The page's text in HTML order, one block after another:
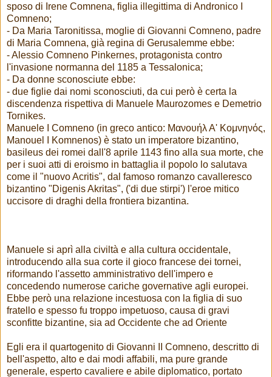
sposo di Irene Comnena, figlia illegittima di Andronico I
Comneno;
- Da Maria Taronitissa, moglie di Giovanni Comneno, padre
di Maria Comnena, già regina di Gerusalemme ebbe:
- Alessio Comneno Pinkernes, protagonista contro
l'invasione normanna del 1185 a Tessalonica;
- Da donne sconosciute ebbe:
- due figlie dai nomi sconosciuti, da cui però è certa la
discendenza rispettiva di Manuele Maurozomes e Demetrio
Tornikes.
Manuele I Comneno (in greco antico: Μανουήλ Α' Κομνηνός,
Manouel I Komnenos) è stato un imperatore bizantino,
basileus dei romei dall'8 aprile 1143 fino alla sua morte, che
per i suoi atti di eroismo in battaglia il popolo lo salutava
come il "nuovo Acritis", dal famoso romanzo cavalleresco
bizantino "Digenis Akritas", ('di due stirpi') l'eroe mitico
uccisore di draghi della frontiera bizantina.
Manuele si aprì alla civiltà e alla cultura occidentale,
introducendo alla sua corte il gioco francese dei tornei,
riformando l'assetto amministrativo dell'impero e
concedendo numerose cariche governative agli europei.
Ebbe però una relazione incestuosa con la figlia di suo
fratello e spesso fu troppo impetuoso, causa di gravi
sconfitte bizantine, sia ad Occidente che ad Oriente
Egli era il quartogenito di Giovanni II Comneno, descritto di
bell'aspetto, alto e dai modi affabili, ma pure grande
generale, esperto cavaliere e abile diplomatico, portato